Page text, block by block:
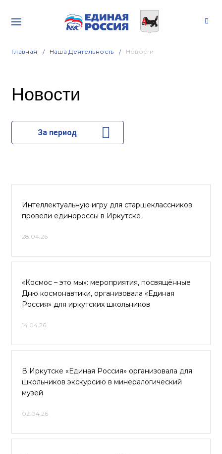
Главная Наша Деятельность Новости
Новости
За период
Интеллектуальную игру для старшеклассников
провели единороссы в Иркутске
28.04.26
«Космос – это мы»: мероприятия, посвящённые
Дню космонавтики, организовала «Единая
Россия» для иркутских школьников
14.04.26
В Иркутске «Единая Россия» организовала для
школьников экскурсию в минералогический
музей
02.04.26